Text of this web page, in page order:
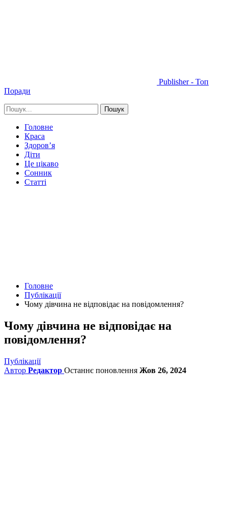
Publisher - Топ
Поради
Головне
Краса
Здоров’я
Діти
Це цікаво
Сонник
Статті
Головне
Публікації
Чому дівчина не відповідає на повідомлення?
Чому дівчина не відповідає на
повідомлення?
Публікації
Автор Редактор Останнє поновлення Жов 26, 2024